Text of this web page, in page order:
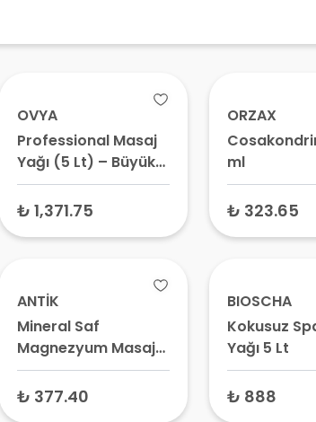
OVYA
Professional Masaj
Yağı (5 Lt) – Büyük
Boy Vücut Yağı,
Fizyoterapi ve Spa
₺ 1,371.75
ORZAX
ml
₺ 323.65
ANTİK
Mineral Saf
Magnezyum Masaj
Yağı
₺ 377.40
BIOSCHA
Kokusuz
Yağı 5 Lt
₺ 888